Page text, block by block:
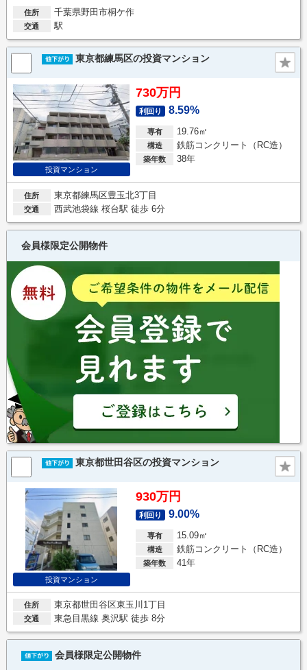
住所 千葉県野田市桐ケ作
交通 駅
東京都練馬区の投資マンション
投資マンション
730万円
利回り 8.59%
専有 19.76㎡
構造 鉄筋コンクリート（RC造）
築年数 38年
住所 東京都練馬区豊玉北3丁目
交通 西武池袋線 桜台駅 徒歩 6分
会員様限定公開物件
東京都世田谷区の投資マンション
投資マンション
930万円
利回り 9.00%
専有 15.09㎡
構造 鉄筋コンクリート（RC造）
築年数 41年
住所 東京都世田谷区東玉川1丁目
交通 東急目黒線 奥沢駅 徒歩 8分
会員様限定公開物件